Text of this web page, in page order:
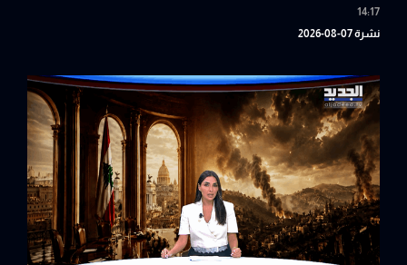
14:17
نشرة 07-08-2026